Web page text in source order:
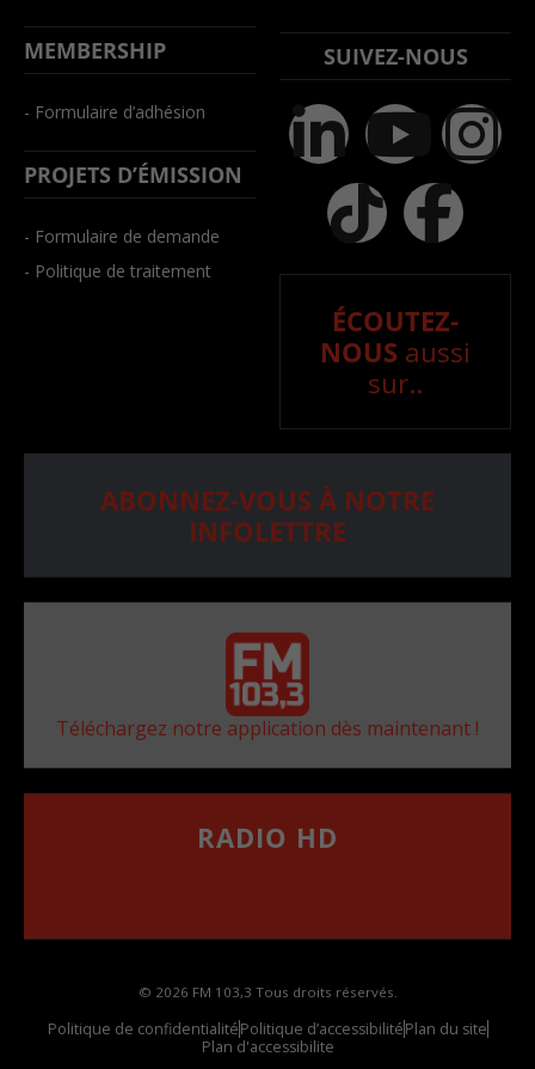
MEMBERSHIP
- Formulaire d’adhésion
PROJETS D’ÉMISSION
- Formulaire de demande
- Politique de traitement
SUIVEZ-NOUS
ÉCOUTEZ-
NOUS aussi
sur..
ABONNEZ-VOUS À NOTRE
INFOLETTRE
Téléchargez notre application dès maintenant !
RADIO HD
© 2026 FM 103,3 Tous droits réservés.
Politique de confidentialitéPolitique d’accessibilitéPlan du site
Plan d'accessibilite